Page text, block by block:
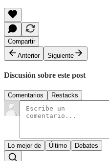
Compartir
Anterior
Siguiente
Discusión sobre este post
Comentarios Restacks
Lo mejor de Último Debates